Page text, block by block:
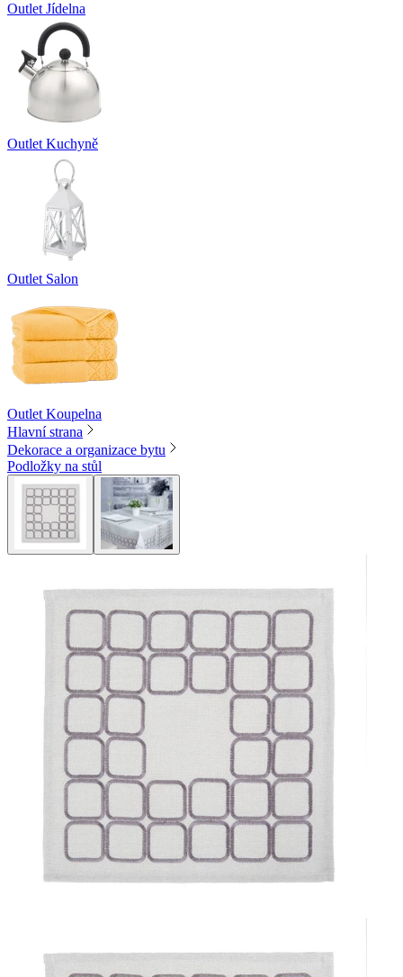
Outlet Jídelna
Outlet Kuchyně
Outlet Salon
Outlet Koupelna
Hlavní strana
Dekorace a organizace bytu
Podložky na stůl